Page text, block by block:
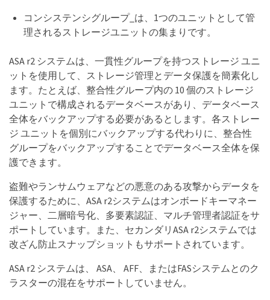
コンシステンシグループ_は、1つのユニットとして管
理されるストレージユニットの集まりです。
ASA r2 システムは、一貫性グループを持つストレージ ユニ
ットを使用して、ストレージ管理とデータ保護を簡素化し
ます。たとえば、整合性グループ内の 10 個のストレージ
ユニットで構成されるデータベースがあり、データベース
全体をバックアップする必要があるとします。各ストレー
ジ ユニットを個別にバックアップする代わりに、整合性
グループをバックアップすることでデータベース全体を保
護できます。
盗難やランサムウェアなどの悪意のある攻撃からデータを
保護するために、ASA r2システムはオンボードキーマネー
ジャー、二層暗号化、多要素認証、マルチ管理者認証をサ
ポートしています。また、セカンダリASA r2システムでは
改ざん防止スナップショットもサポートされています。
ASA r2 システムは、 ASA、 AFF、またはFASシステムとのク
ラスターの混在をサポートしていません。